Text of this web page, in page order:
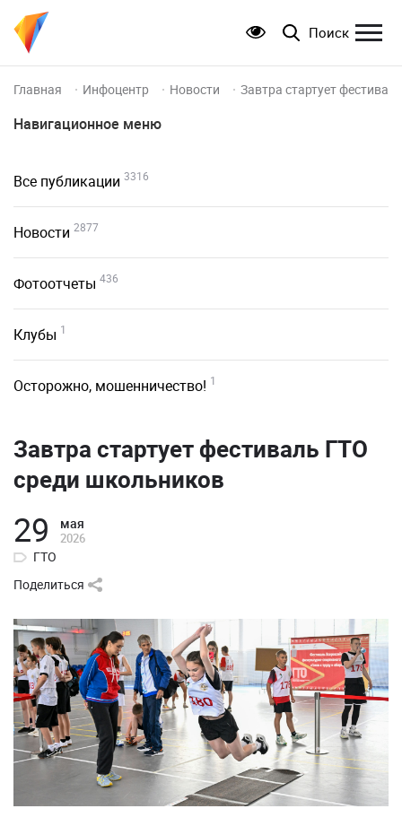
Поиск
Главная Инфоцентр Новости Завтра стартует
Навигационное меню
Все публикации 3316
Новости 2877
Фотоотчеты 436
Клубы 1
Осторожно, мошенничество! 1
Завтра стартует фестиваль ГТО
среди школьников
29 мая
2026
ГТО
Поделиться